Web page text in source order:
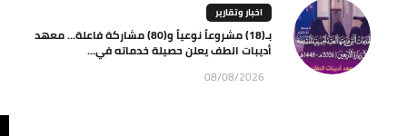
اخبار وتقارير
بـ(18) مشروعاً نوعياً و(80) مشاركة فاعلة… معهد
أديبات الطف يعلن حصيلة خدماته في...
08/08/2026